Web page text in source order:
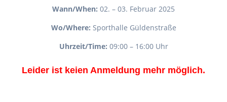
Wann/When: 02. – 03. Februar 2025
Wo/Where: Sporthalle Güldenstraße
Uhrzeit/Time: 09:00 – 16:00 Uhr
Leider ist keien Anmeldung mehr möglich.